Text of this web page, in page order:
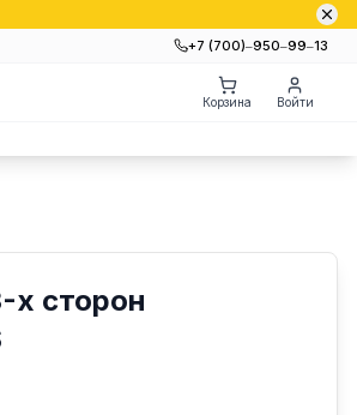
+7 (700)‒950‒99‒13
Корзина Войти
х сторон